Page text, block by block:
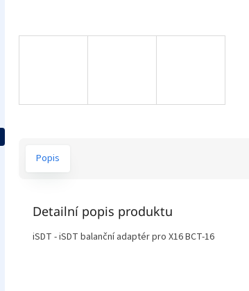
Popis
Detailní popis produktu
iSDT - iSDT balanční adaptér pro X16 BCT-16